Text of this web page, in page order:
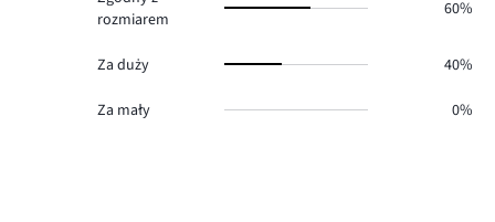
rozmiarem
60%
Za duży 40%
Za mały 0%